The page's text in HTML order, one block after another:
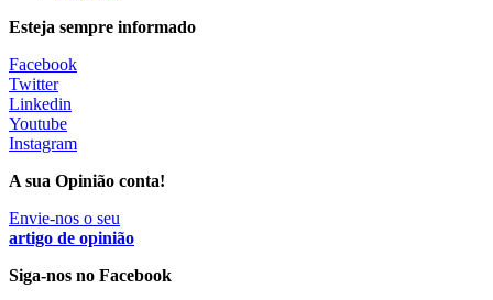
MAIS NOTÍCIAS
Quase 11.900 jovens recorreram aos cheques psicólogo e
nutricionista no primeiro mês
7 Ago, 2026
ULS de Coimbra estreia cirurgia endoscópica do ouvido com
apoio robótico em Portugal
7 Ago, 2026 0 Comments
Esteja sempre informado
Facebook
Twitter
Linkedin
Youtube
Instagram
A sua Opinião conta!
Envie-nos o seu
artigo de opinião
Siga-nos no Facebook